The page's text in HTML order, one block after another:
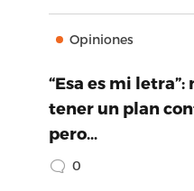
Opiniones
“Esa es mi
tener un plan
pero…
0